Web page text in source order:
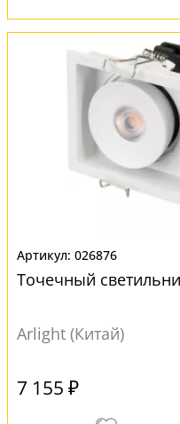
026876
Точечный
Arlight (Китай)
7 155 ₽